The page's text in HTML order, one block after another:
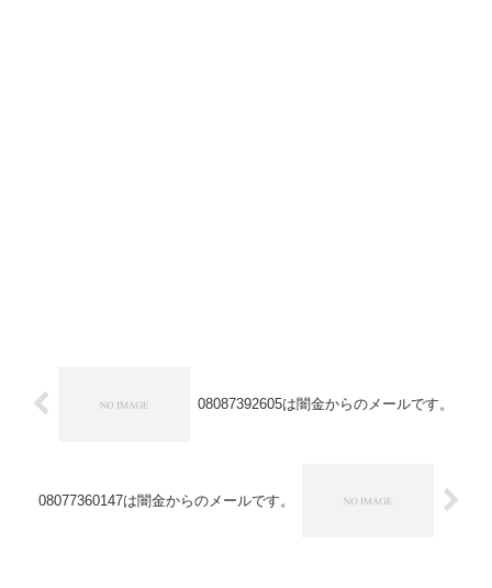
08087392605は闇金からのメールです。
08077360147は闇金からのメールです。